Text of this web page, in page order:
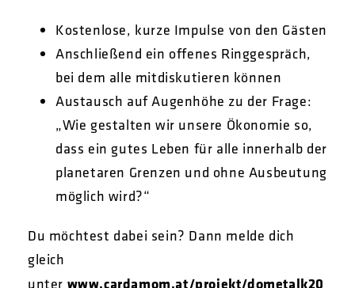
Kostenlose, kurze Impulse von den Gästen
Anschließend ein offenes Ringgespräch,
bei dem alle mitdiskutieren können
Austausch auf Augenhöhe zu der Frage:
„Wie gestalten wir unsere Ökonomie so,
dass ein gutes Leben für alle innerhalb der
planetaren Grenzen und ohne Ausbeutung
möglich wird?“
Du möchtest dabei sein? Dann melde dich
gleich
unter www.cardamom.at/projekt/dometalk20